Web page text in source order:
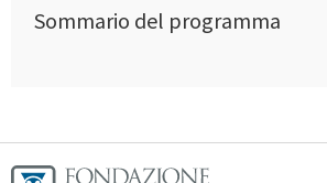
Sommario del programma